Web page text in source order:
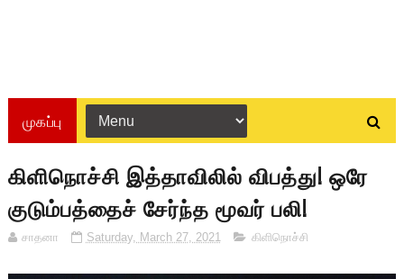
முகப்பு
கிளிநொச்சி இத்தாவிலில் விபத்து! ஒரே
குடும்பத்தைச் சேர்ந்த மூவர் பலி!
சாதனா Saturday, March 27, 2021 கிளிநொச்சி